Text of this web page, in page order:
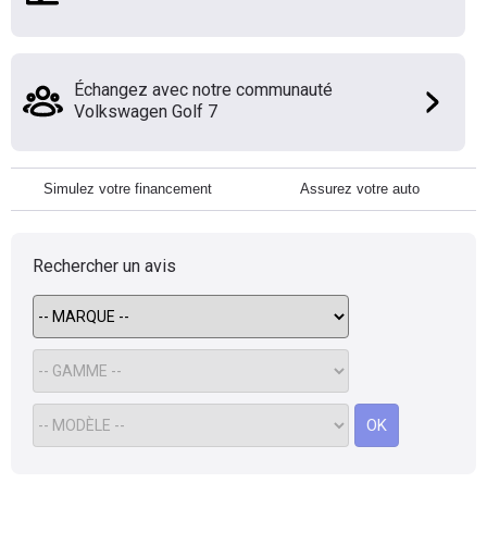
Échangez avec notre communauté
Volkswagen Golf 7
Simulez votre financement Assurez votre auto
Rechercher un avis
OK